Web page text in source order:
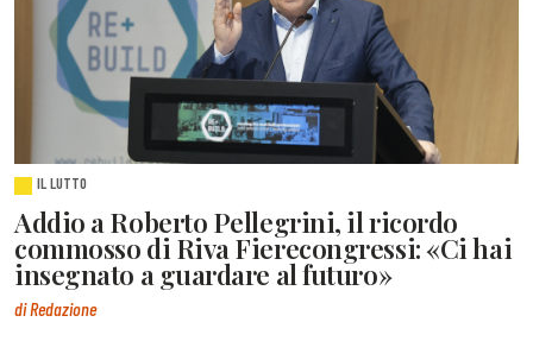
IL LUTTO
Addio a Roberto Pellegrini, il ricordo
commosso di Riva Fierecongressi: «Ci hai
insegnato a guardare al futuro»
di Redazione